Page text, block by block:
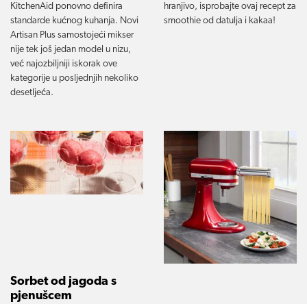
KitchenAid ponovno definira
standarde kućnog kuhanja. Novi
Artisan Plus samostojeći mikser
nije tek još jedan model u nizu,
već najozbiljniji iskorak ove
kategorije u posljednjih nekoliko
desetljeća.
hranjivo, isprobajte ovaj recept za
smoothie od datulja i kakaa!
Sorbet od jagoda s
pjenušcem